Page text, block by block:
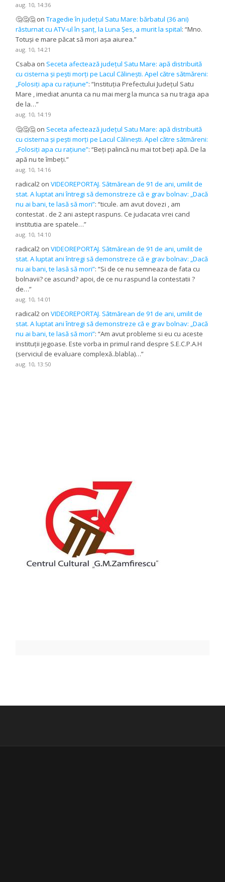
aug. 10, 14:36
🤔🤔🤔 onTragedie în județul Satu Mare: bărbatul (36 ani)
răsturnat cu ATV-ul în șanț, la Luna Șes, a murit la spital: “Mno.
Totuși e mare păcat să mori așa aiurea.”
aug. 10, 14:21
Csaba on Seceta afectează județul Satu Mare: apă distribuită
cu cisterna și pești morți pe Lacul Călinești. Apel către sătmăreni:
„Folosiți apa cu rațiune”: “Instituția Prefectului Județul Satu
Mare , imediat anunta ca nu mai merg la munca sa nu traga apa
de la…”
aug. 10, 14:19
🤔🤔🤔 on Seceta afectează județul Satu Mare: apă distribuită
cu cisterna și pești morți pe Lacul Călinești. Apel către sătmăreni:
„Folosiți apa cu rațiune”: “Beți palincă nu mai tot beți apă. De la
apă nu te îmbeți.”
aug. 10, 14:16
radical2 onVIDEOREPORTAJ. Sătmărean de 91 de ani, umilit de
stat. A luptat ani întregi să demonstreze că e grav bolnav: „Dacă
nu ai bani, te lasă să mori”: “ticule. am avut dovezi , am
contestat . de 2 ani astept raspuns. Ce judacata vrei cand
institutia are spatele…”
aug. 10, 14:10
radical2 onVIDEOREPORTAJ. Sătmărean de 91 de ani, umilit de
stat. A luptat ani întregi să demonstreze că e grav bolnav: „Dacă
nu ai bani, te lasă să mori”: “Si de ce nu semneaza de fata cu
bolnavii? ce ascund? apoi, de ce nu raspund la contestatii ?
de…”
aug. 10, 14:01
radical2 onVIDEOREPORTAJ. Sătmărean de 91 de ani, umilit de
stat. A luptat ani întregi să demonstreze că e grav bolnav: „Dacă
nu ai bani, te lasă să mori”: “Am avut probleme si eu cu aceste
instituții jegoase. Este vorba in primul rand despre S.E.C.P.A.H
(serviciul de evaluare complexă..blabla)…”
aug. 10, 13:50